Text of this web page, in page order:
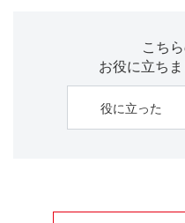
こち
お役に立ちま
役に立った